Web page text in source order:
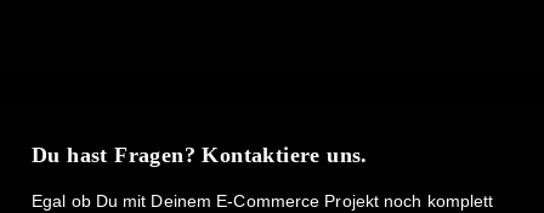
Du hast Fragen? Kontaktiere uns.
Egal ob Du mit Deinem E-Commerce Projekt noch komplett